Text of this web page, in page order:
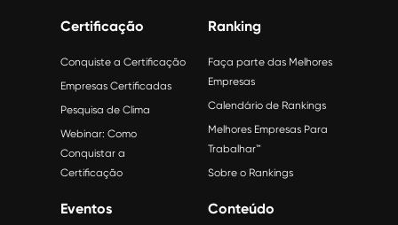
Certificação
Conquiste a Certificação
Empresas Certificadas
Pesquisa de Clima
Webinar: Como
Conquistar a
Certificação
Ranking
Faça parte das Melhores
Empresas
Calendário de Rankings
Melhores Empresas Para
Trabalhar™
Sobre o Rankings
Eventos Conteúdo